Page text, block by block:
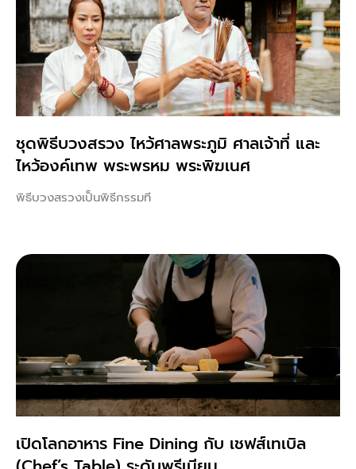
ชุดพิธีบวงสรวง ไหว้ศาลพระภูมิ ศาลเจ้าที่ และ
ไหว้องค์เทพ พระพรหม พระพิฆเนศ
พิธีบวงสรวงเป็นพิธีกรรมที
เปิดโลกอาหาร Fine Dining กับ เชฟส์เทเบิล